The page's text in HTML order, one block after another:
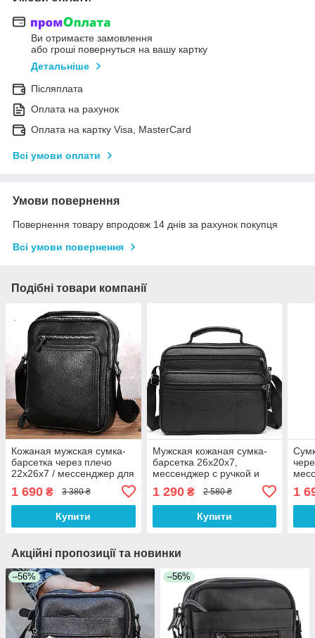
Ви отримаєте замовлення
або гроші повернуться на вашу картку
Детальніше
Післяплата
Оплата на рахунок
Оплата на картку Visa, MasterCard
Всі умови оплати
Умови повернення
Повернення товару впродовж 14 днів за рахунок покупця
Всі умови повернення
Подібні товари компанії
Кожаная мужская сумка-
барсетка через плечо
22х26х7 / мессенджер для
телефона и документов,
черный
1 690 ₴ 3 380 ₴
Купити
Мужская кожаная сумка-
барсетка 26х20х7,
мессенджер с ручкой и
ремнем через плечо BX-
10041 черный
1 290₴ 2 580 ₴
Купити
1
Акційні пропозиції та новинки
–56% –56%